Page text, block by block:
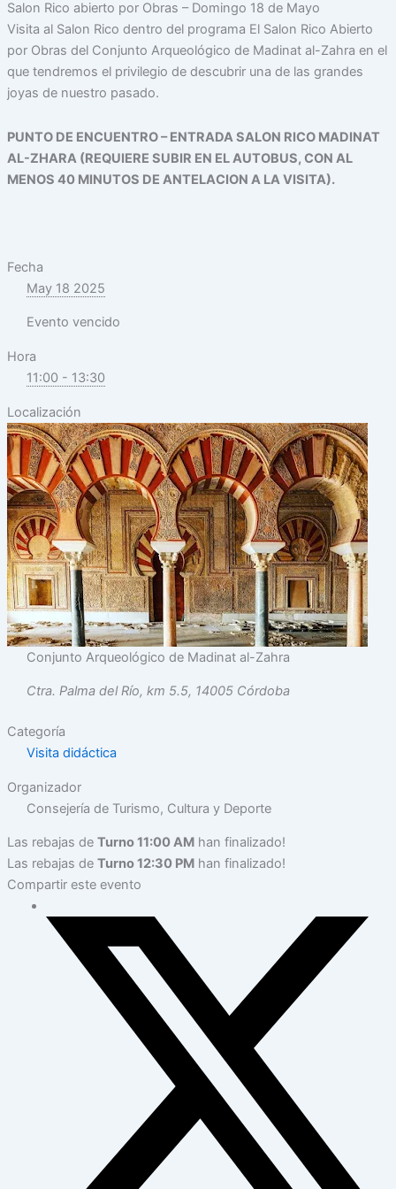
Salon Rico abierto por Obras – Domingo 18 de Mayo
Visita al Salon Rico dentro del programa El Salon Rico Abierto
por Obras del Conjunto Arqueológico de Madinat al-Zahra en el
que tendremos el privilegio de descubrir una de las grandes
joyas de nuestro pasado.
PUNTO DE ENCUENTRO – ENTRADA SALON RICO MADINAT
AL-ZHARA (REQUIERE SUBIR EN EL AUTOBUS, CON AL
MENOS 40 MINUTOS DE ANTELACION A LA VISITA).
Fecha
May 18 2025
Evento vencido
Hora
11:00 - 13:30
Localización
Conjunto Arqueológico de Madinat al-Zahra
Ctra. Palma del Río, km 5.5, 14005 Córdoba
Categoría
Visita didáctica
Organizador
Consejería de Turismo, Cultura y Deporte
Las rebajas de Turno 11:00 AMhan finalizado!
Las rebajas de Turno 12:30 PMhan finalizado!
Compartir este evento